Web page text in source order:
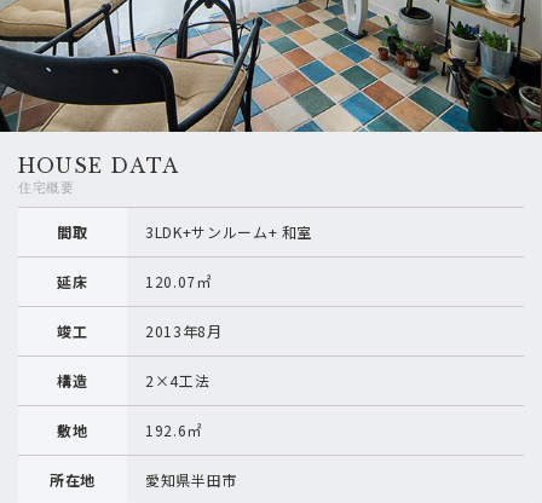
HOUSE DATA
住宅概要
間取 3LDK+サンルーム+ 和室
延床 120.07㎡
竣工 2013年8月
構造 2×4工法
敷地 192.6㎡
所在地 愛知県半田市